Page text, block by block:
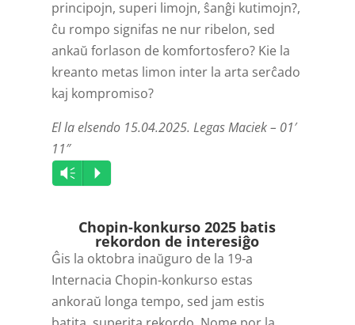
principojn, superi limojn, ŝanĝi kutimojn?,
ĉu rompo signifas ne nur ribelon, sed
ankaŭ forlason de komfortosfero? Kie la
kreanto metas limon inter la arta serĉado
kaj kompromiso?
El la elsendo 15.04.2025. Legas Maciek – 01′
11″
Audio
Player
Vm P
Chopin-konkurso 2025 batis
rekordon de interesiĝo
Ĝis la oktobra inaŭguro de la 19-a
Internacia Chopin-konkurso estas
ankoraŭ longa tempo, sed jam estis